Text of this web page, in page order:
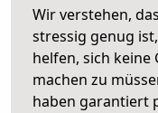
Wir verstehen,
stressig genug
helfen, sich keine
machen zu
haben garantiert